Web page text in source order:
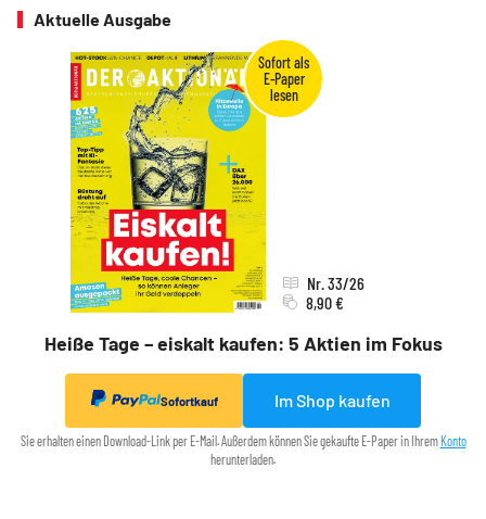
Aktuelle Ausgabe
Heiße Tage – eiskalt kaufen: 5 Aktien im Fokus
Nr. 33/26
8,90 €
Sofortkauf Im Shop kaufen
Sie erhalten einen Download-Link per E-Mail. Außerdem können Sie gekaufte E-Paper in Ihrem Konto
herunterladen.